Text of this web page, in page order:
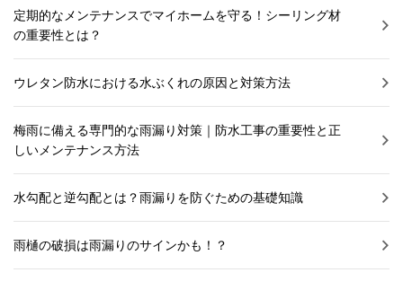
定期的なメンテナンスでマイホームを守る！シーリング材
の重要性とは？
ウレタン防水における水ぶくれの原因と対策方法
梅雨に備える専門的な雨漏り対策｜防水工事の重要性と正
しいメンテナンス方法
水勾配と逆勾配とは？雨漏りを防ぐための基礎知識
雨樋の破損は雨漏りのサインかも！？